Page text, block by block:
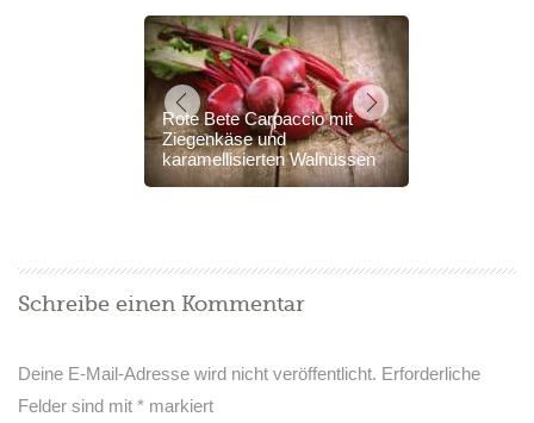
Rote Bete Carpaccio mit
Ziegenkäse und
karamellisierten Walnüssen
Schreibe einen Kommentar
Deine E-Mail-Adresse wird nicht veröffentlicht. Erforderliche
Felder sind mit* markiert